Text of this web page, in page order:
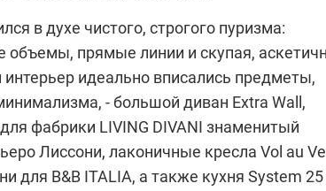
в духе чистого, строгого пуризма:
прямые линии и скупая,
идеально вписались предметы,
- большой диван Extra Wall,
фабрики LIVING DIVANI знаменитый
Лиссони, лаконичные кресла Vol au
для B&B ITALIA, а также кухня System 25